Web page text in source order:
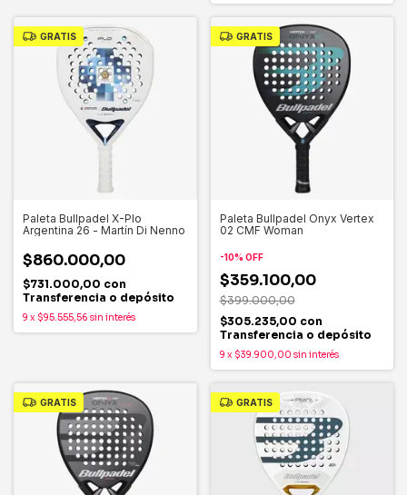
GRATIS
Paleta Bullpadel X-Plo
Argentina 26 - Martín Di Nenno
$860.000,00
$731.000,00 con
Transferencia o depósito
9 x $95.555,56 sin interés
GRATIS
Paleta Bullpadel Onyx Vertex
02 CMF Woman
-10% OFF
$359.100,00
$399.000,00
$305.235,00 con
Transferencia o depósito
9 x $39.900,00 sin interés
GRATIS GRATIS